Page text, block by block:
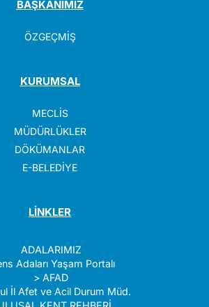
BAŞKANIMIZ
ÖZGEÇMİŞ
KURUMSAL
MECLİS
MÜDÜRLÜKLER
DÖKÜMANLAR
E-BELEDİYE
LİNKLER
ADALARIMIZ
Adaları Yaşam Portalı
>AFAD
İl Afet ve Acil Durum Müd.